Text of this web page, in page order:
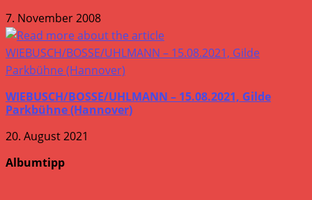
7. November 2008
WIEBUSCH/BOSSE/UHLMANN – 15.08.2021, Gilde
Parkbühne (Hannover)
20. August 2021
Albumtipp